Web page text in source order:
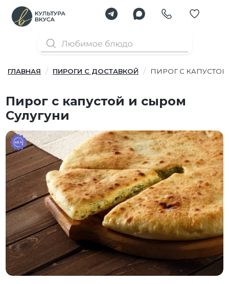
ГЛАВНАЯ ПИРОГИ С ДОСТАВКОЙ ПИРОГ С
Пирог с капустой и сыром
Сулугуни